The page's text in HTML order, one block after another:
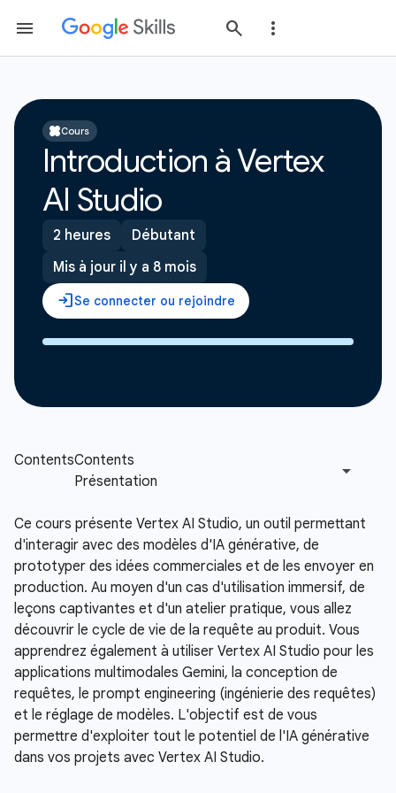
Cours
Introduction à Vertex
AI Studio
2 heures
Débutant
Mis à jour il y a 8 mois
Ce cours présente Vertex AI Studio, un outil permettant
d'interagir avec des modèles d'IA générative, de
prototyper des idées commerciales et de les envoyer en
production. Au moyen d'un cas d'utilisation immersif, de
leçons captivantes et d'un atelier pratique, vous allez
découvrir le cycle de vie de la requête au produit. Vous
apprendrez également à utiliser Vertex AI Studio pour les
applications multimodales Gemini, la conception de
requêtes, le prompt engineering (ingénierie des requêtes)
et le réglage de modèles. L'objectif est de vous
permettre d'exploiter tout le potentiel de l'IA générative
dans vos projets avec Vertex AI Studio.